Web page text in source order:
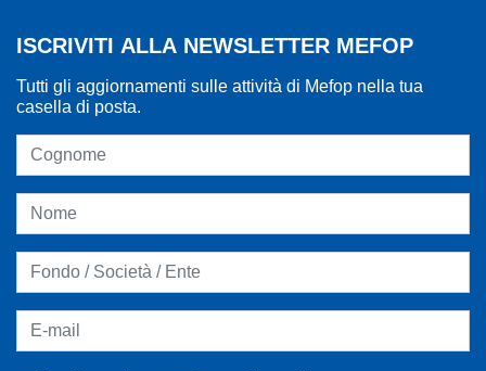
ISCRIVITI ALLA NEWSLETTER MEFOP
Tutti gli aggiornamenti sulle attività di Mefop nella tua
casella di posta.